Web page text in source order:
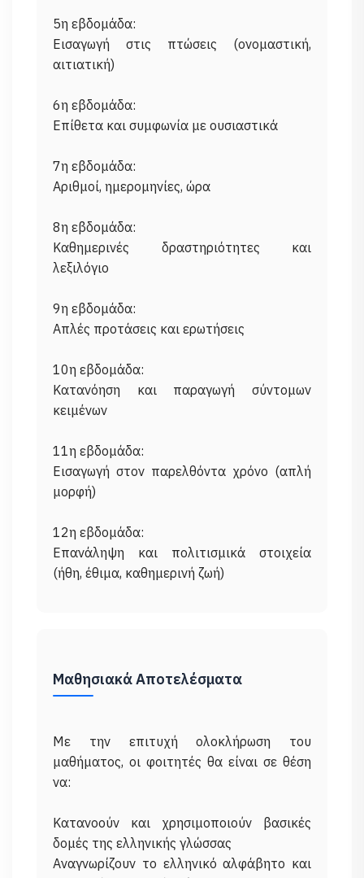
5η εβδομάδα:
Εισαγωγή στις πτώσεις (ονομαστική,
αιτιατική)
6η εβδομάδα:
Επίθετα και συμφωνία με ουσιαστικά
7η εβδομάδα:
Αριθμοί, ημερομηνίες, ώρα
8η εβδομάδα:
Καθημερινές δραστηριότητες και
λεξιλόγιο
9η εβδομάδα:
Απλές προτάσεις και ερωτήσεις
10η εβδομάδα:
Κατανόηση και παραγωγή σύντομων
κειμένων
11η εβδομάδα:
Εισαγωγή στον παρελθόντα χρόνο (απλή
μορφή)
12η εβδομάδα:
Επανάληψη και πολιτισμικά στοιχεία
Μαθησιακά Αποτελέσματα
Με την επιτυχή ολοκλήρωση του
μαθήματος, οι φοιτητές θα είναι σε θέση
να:
Κατανοούν και χρησιμοποιούν βασικές
δομές της ελληνικής γλώσσας
Αναγνωρίζουν το ελληνικό αλφάβητο και